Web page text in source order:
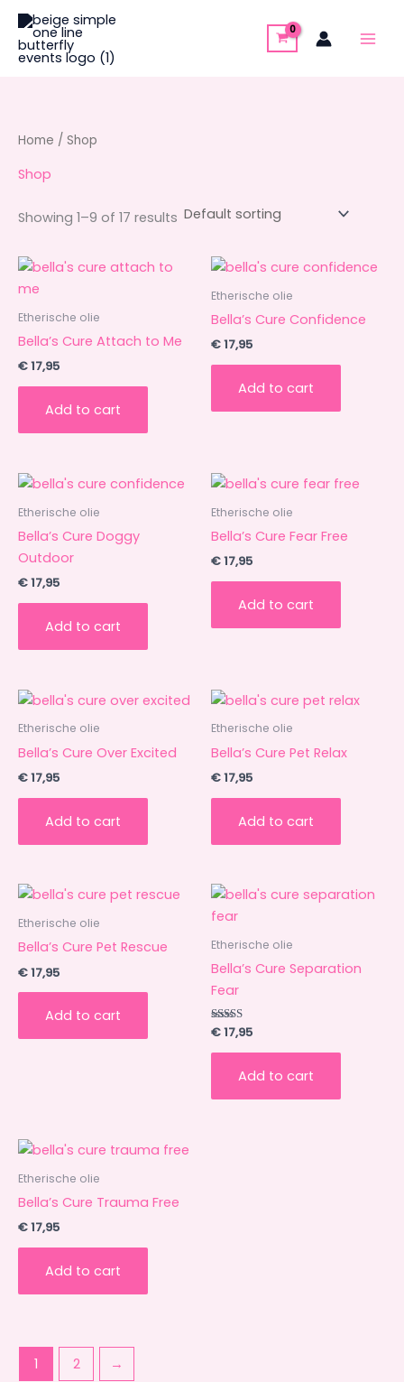
Skip
content
Home / Shop
Shop
Showing 1–9 of 17 results
Etherische olie
Bella’s Cure Attach to Me
€17,95
Add to cart
Etherische olie
Bella’s Cure Confidence
€17,95
Add to cart
Etherische olie
Bella’s Cure Doggy
Outdoor
€17,95
Add to cart
Etherische olie
Bella’s Cure Fear Free
€17,95
Add to cart
Etherische olie
Bella’s Cure Over Excited
€17,95
Add to cart
Etherische olie
Bella’s Cure Pet Relax
€17,95
Add to cart
Etherische olie
Bella’s Cure Pet Rescue
€17,95
Add to cart
Etherische olie
Bella’s Cure Separation
Fear
Rated
out of 5
€17,95
Add to cart
Etherische olie
Bella’s Cure Trauma Free
€17,95
Add to cart
1 2 →